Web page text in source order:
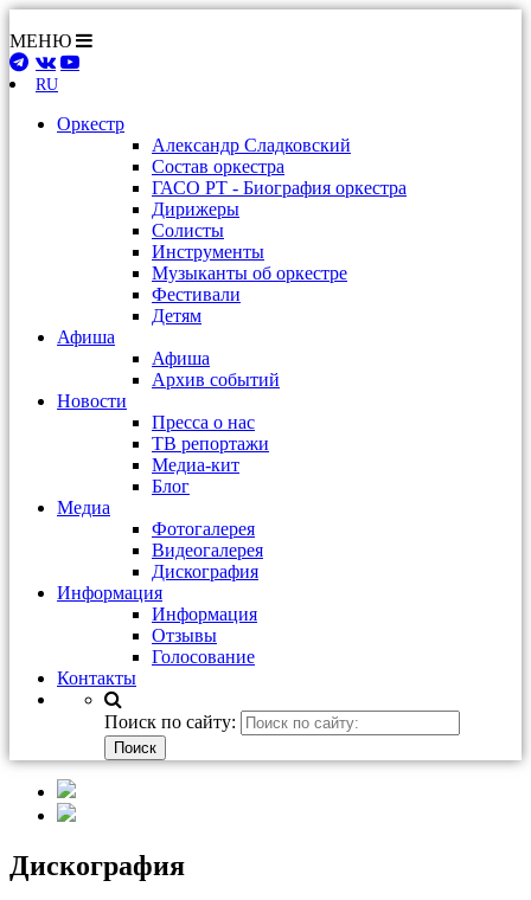
МЕНЮ
RU
Оркестр
Александр Сладковский
Состав оркестра
ГАСО РТ - Биография оркестра
Дирижеры
Солисты
Инструменты
Музыканты об оркестре
Фестивали
Детям
Афиша
Афиша
Архив событий
Новости
Пресса о нас
ТВ репортажи
Медиа-кит
Блог
Медиа
Фотогалерея
Видеогалерея
Дискография
Информация
Информация
Отзывы
Голосование
Контакты
Поиск по сайту:
Дискография